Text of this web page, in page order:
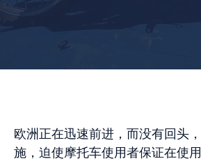
欧洲正在迅速前进，而没有回头
施，迫使摩托车使用者保证在使